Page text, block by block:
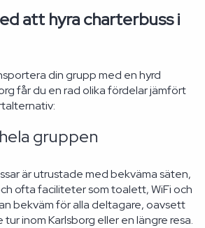
att hyra charterbuss i
din grupp med en hyrd
får du en rad olika fördelar jämfört
gruppen
är utrustade med bekväma säten,
ofta faciliteter som toalett, WiFi och
bekväm för alla deltagare, oavsett
inom Karlsborg eller en längre resa.